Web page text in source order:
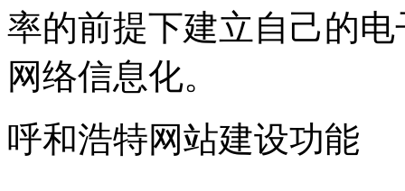
率的前提下建立自己的
网络信息化。
呼和浩特网站建设功能